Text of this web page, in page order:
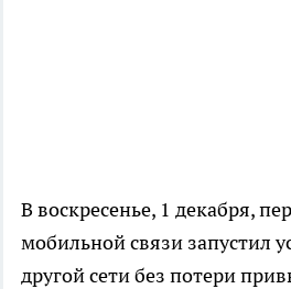
В воскресенье, 1 декабря,
мобильной связи запустил
другой сети без потери